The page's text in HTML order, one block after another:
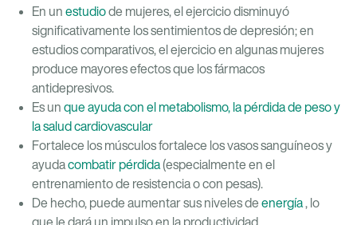
En un estudiode mujeres, el ejercicio disminuyó
significativamente los sentimientos de depresión; en
estudios comparativos, el ejercicio en algunas mujeres
produce mayores efectos que los fármacos
antidepresivos.
Es un que ayuda con el metabolismo, la pérdida de peso y
la salud cardiovascular
Fortalece los músculos fortalece los vasos sanguíneos y
ayudacombatir pérdida(especialmente en el
entrenamiento de resistencia o con pesas).
De hecho, puede aumentar sus niveles de energía, lo
que le dará un impulso en la productividad.